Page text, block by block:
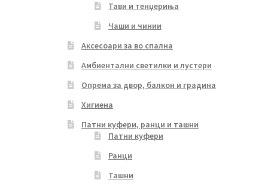
Тави и тенџериња
Чаши и чинии
Аксесоари за во спална
Амбиентални светилки и лустери
Опрема за двор, балкон и градина
Хигиена
Патни куфери, ранци и ташни
Патни куфери
Ранци
Ташни